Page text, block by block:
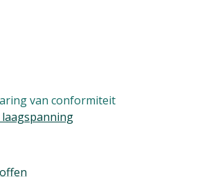
van conformiteit
laagspanning